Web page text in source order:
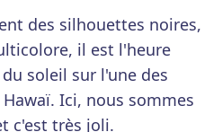
des silhouettes noires,
il est l'heure
soleil sur l'une des
Ici, nous sommes
c'est très joli.